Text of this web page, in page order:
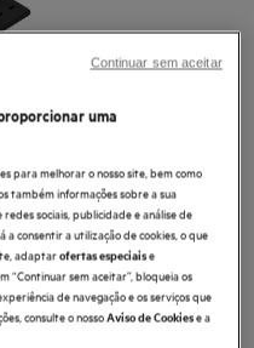
para
uma
para melhorar o nosso site, bem como
também informações sobre a sua
sociais, publicidade e análise de
a consentir a utilização de cookies, o que
adaptarofertas especiaise
“Continuar sem aceitar”, bloqueia os
de navegação e os serviços que
consulte o nossoAviso de Cookiese a
Continuar sem aceitar